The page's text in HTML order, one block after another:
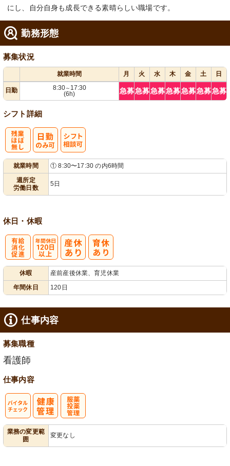
にし、自分自身も成長できる素晴らしい職場です。
勤務形態
募集状況
就業時間 月 火 水 木 金 土 日
日勤 8:30～ 17:30
(6h)
急募急募急募急募急募急募急募
シフト詳細
就業時間
① 8:30〜17:30 の内6時間
週所定
労働日数
5日
休日・休暇
休暇
産前産後休業、育児休業
年間休日
120日
仕事内容
募集職種
看護師
仕事内容
業務の変更範
囲
変更なし